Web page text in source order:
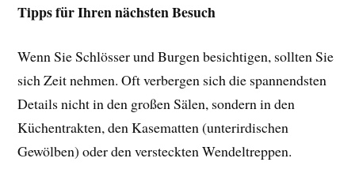
Tipps für Ihren nächsten Besuch
Wenn Sie Schlösser und Burgen besichtigen, sollten Sie
sich Zeit nehmen. Oft verbergen sich die spannendsten
Details nicht in den großen Sälen, sondern in den
Küchentrakten, den Kasematten (unterirdischen
Gewölben) oder den versteckten Wendeltreppen.